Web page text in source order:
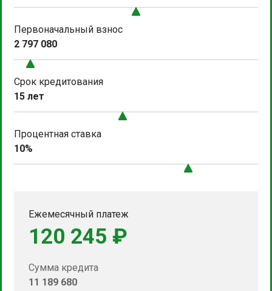
Первоначальный взнос
2 797 080
Срок кредитования
15 лет
Процентная ставка
10%
Ежемесячный платеж
120 245 ₽
Сумма кредита
11 189 680